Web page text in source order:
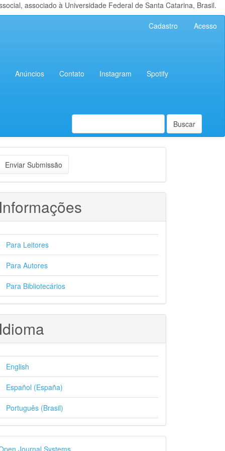
associado à Universidade Federal de Santa Catarina, Brasil.
Cadastro Acesso
Anúncios Contato Instagram Spotify
Buscar
Enviar Submissão
Para Leitores
Para Autores
Para Bibliotecários
English
Español (España)
Português (Brasil)
Journal Systems